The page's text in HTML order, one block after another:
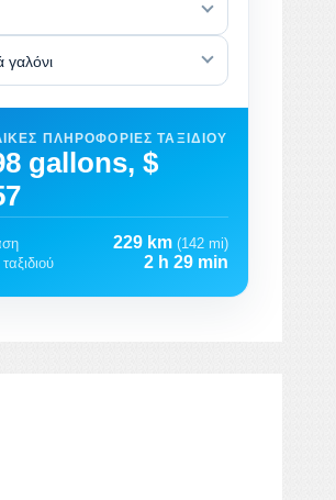
γαλόνι
ΠΛΗΡΟΦΟΡΊΕΣ ΤΑΞΙΔΙΟΎ
gallons, $
229 km (142 mi)
2 h 29 min